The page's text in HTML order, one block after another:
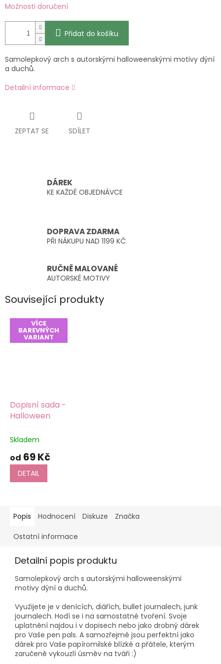
Možnosti doručení
Přidat do košíku
Samolepkový arch s autorskými halloweenskými motivy dýní
a duchů.
Detailní informace
ZEPTAT SE SDÍLET
DÁREK
KE KAŽDÉ OBJEDNÁVCE
DOPRAVA ZDARMA
PŘI NÁKUPU NAD 1199 KČ
RUČNĚ MALOVANÉ
AUTORSKÉ MOTIVY
Související produkty
VÍCE
BAREVNÝCH
VARIANT
Dopisní sada -
Halloween
Skladem
od 69 Kč
DETAIL
Popis Hodnocení Diskuze Značka
Ostatní informace
Detailní popis produktu
Samolepkový arch s autorskými halloweenskými
motivy dýní a duchů.
Využijete je v denících, diářích, bullet journalech, junk
journalech. Hodí se i na samostatné tvoření. Svoje
uplatnění najdou i v dopisech nebo jako drobný dárek
pro Vaše pen pals. A samozřejmě jsou perfektní jako
dárek pro Vaše papíromilské blízké a přátele, kterým
zaručeně vykouzlí úsměv na tváři :)